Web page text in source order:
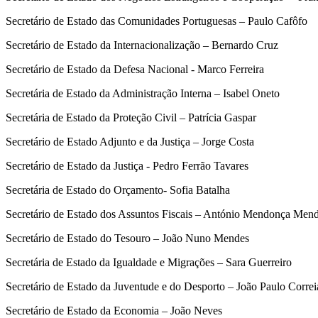
Secretário de Estado das Comunidades Portuguesas – Paulo Cafôfo
Secretário de Estado da Internacionalização – Bernardo Cruz
Secretário de Estado da Defesa Nacional - Marco Ferreira
Secretária de Estado da Administração Interna – Isabel Oneto
Secretária de Estado da Proteção Civil – Patrícia Gaspar
Secretário de Estado Adjunto e da Justiça – Jorge Costa
Secretário de Estado da Justiça - Pedro Ferrão Tavares
Secretária de Estado do Orçamento- Sofia Batalha
Secretário de Estado dos Assuntos Fiscais – António Mendonça
Secretário de Estado do Tesouro – João Nuno Mendes
Secretária de Estado da Igualdade e Migrações – Sara Guerreiro
Secretário de Estado da Juventude e do Desporto – João Paulo
Secretário de Estado da Economia – João Neves